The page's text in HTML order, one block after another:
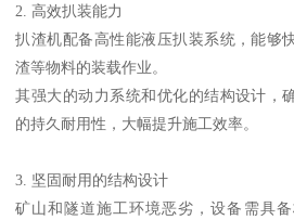
2. 高效扒装能力
扒渣机配备高性能液压扒装系统，能够
渣等物料的装载作业。
其强大的动力系统和优化的结构设计，
的持久耐用性，大幅提升施工效率。
3. 坚固耐用的结构设计
矿山和隧道施工环境恶劣，设备需具